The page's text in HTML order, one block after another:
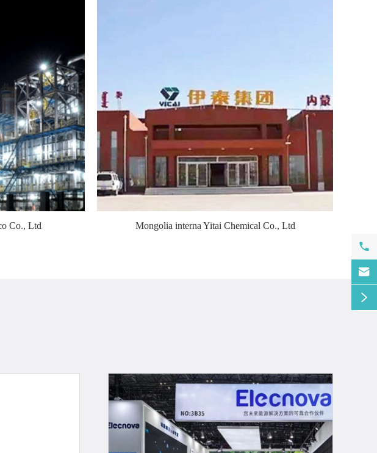
Co., Ltd Mongolia interna Yitai Chemical Co., Ltd


